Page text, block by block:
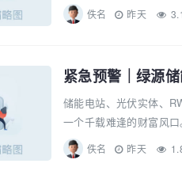
佚名 昨天
储能电站、光伏实体、
一个千载难逢的财富风
佚名 昨天